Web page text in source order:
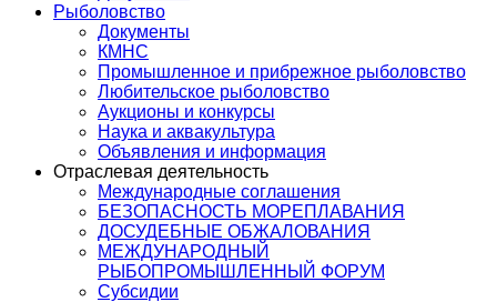
Рыболовство
Документы
КМНС
Промышленное и прибрежное рыболовство
Любительское рыболовство
Аукционы и конкурсы
Наука и аквакультура
Объявления и информация
Отраслевая деятельность
Международные соглашения
БЕЗОПАСНОСТЬ МОРЕПЛАВАНИЯ
ДОСУДЕБНЫЕ ОБЖАЛОВАНИЯ
МЕЖДУНАРОДНЫЙ
РЫБОПРОМЫШЛЕННЫЙ ФОРУМ
Субсидии